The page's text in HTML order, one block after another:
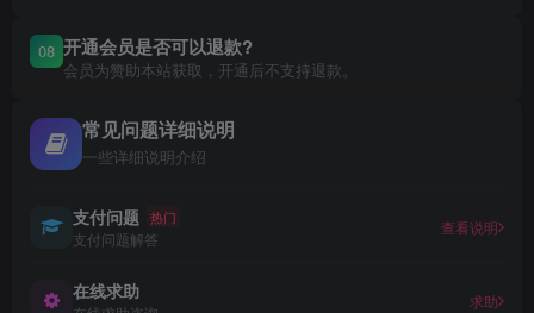
08 开通会员是否可以退款?
会员为赞助本站获取，开通后不支持退款。
常见问题详细说明
一些详细说明介绍
支付问题 热门
支付问题解答
查看说明
在线求助 求助